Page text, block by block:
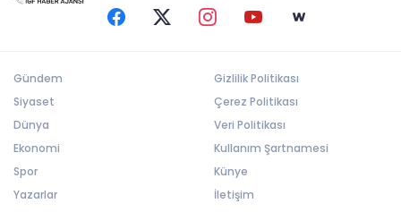
Gündem
Siyaset
Dünya
Ekonomi
Spor
Yazarlar
Gizlilik Politikası
Çerez Politikası
Veri Politikası
Kullanım Şartnamesi
Künye
İletişim